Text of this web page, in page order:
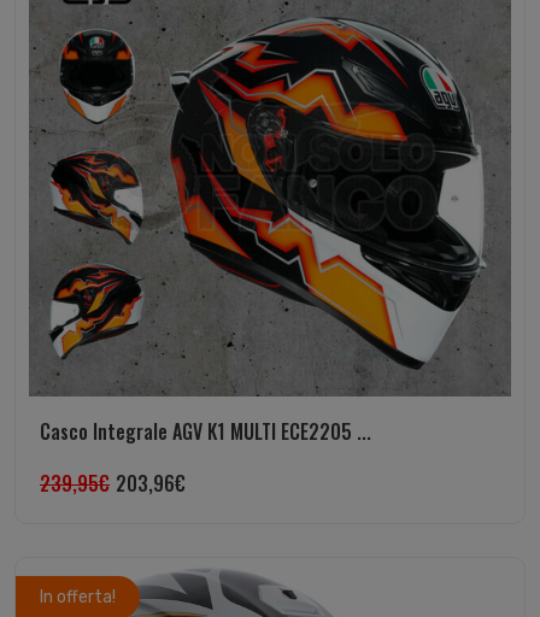
Casco Integrale AGV K1 MULTI ECE2205 ...
239,95€ 203,96€
In offerta!